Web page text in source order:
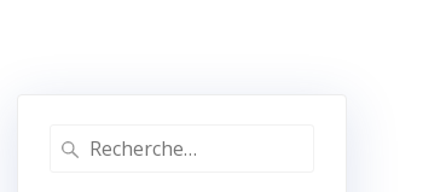
Recherche